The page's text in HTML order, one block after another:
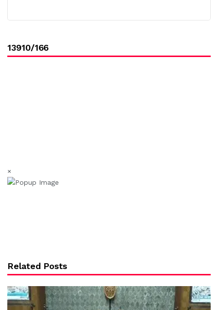
13910/166
×
Related Posts